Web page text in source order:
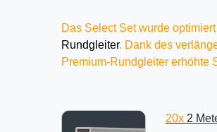
Das Select Set wurde
Rundgleiter. Dank des
Premium-Rundgleiter erhöhte
20x 2